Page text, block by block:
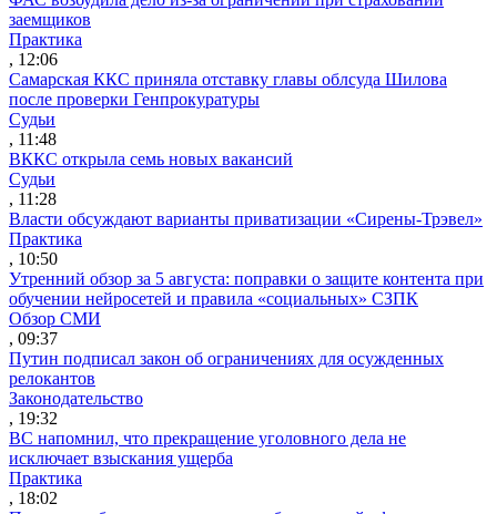
заемщиков
Практика
, 12:06
Самарская ККС приняла отставку главы облсуда Шилова
после проверки Генпрокуратуры
Судьи
, 11:48
ВККС открыла семь новых вакансий
Судьи
, 11:28
Власти обсуждают варианты приватизации «Сирены-Трэвел»
Практика
, 10:50
Утренний обзор за 5 августа: поправки о защите контента при
обучении нейросетей и правила «социальных» СЗПК
Обзор СМИ
, 09:37
Путин подписал закон об ограничениях для осужденных
релокантов
Законодательство
, 19:32
ВС напомнил, что прекращение уголовного дела не
исключает взыскания ущерба
Практика
, 18:02